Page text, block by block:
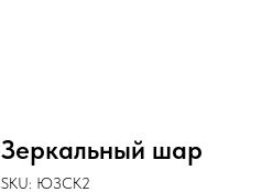
Зеркальный шар
SKU: ЮЗСК2